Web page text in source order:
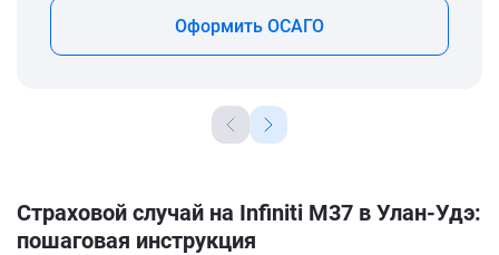
Оформить ОСАГО
Страховой случай на Infiniti M37 в Улан-Удэ:
пошаговая инструкция